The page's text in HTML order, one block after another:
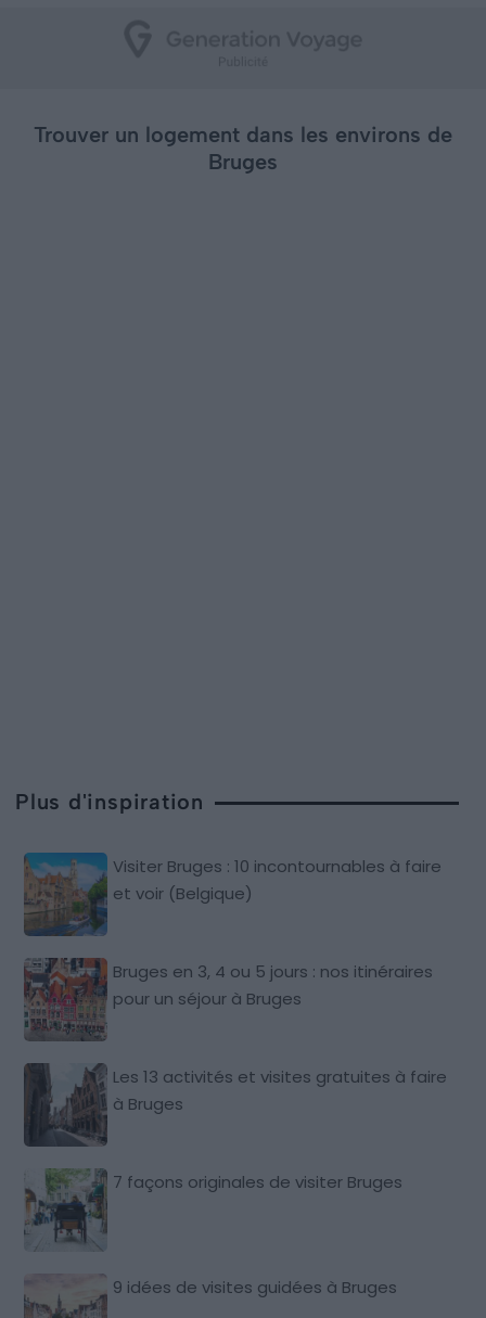
Trouver un logement dans les environs de
Bruges
Plus d'inspiration
Visiter Bruges : 10 incontournables à faire
et voir (Belgique)
Bruges en 3, 4 ou 5 jours : nos itinéraires
pour un séjour à Bruges
Les 13 activités et visites gratuites à faire
à Bruges
7 façons originales de visiter Bruges
9 idées de visites guidées à Bruges